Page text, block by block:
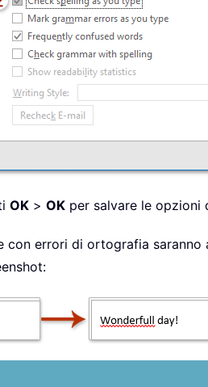
OK > OK per salvare le opzioni
con errori di ortografia